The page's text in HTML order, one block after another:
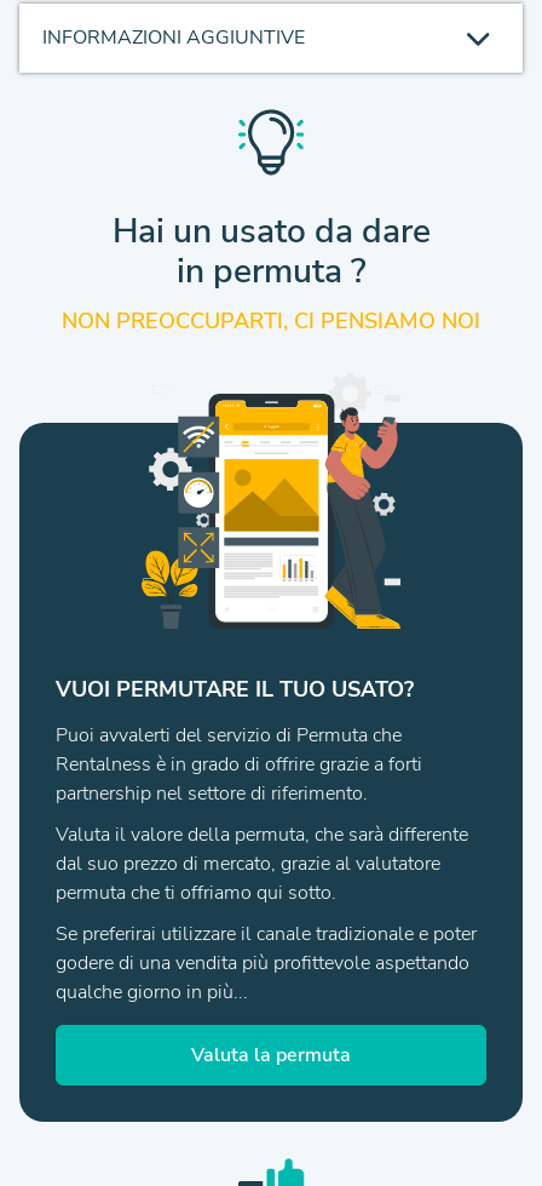
INFORMAZIONI AGGIUNTIVE
Hai un usato da dare
in permuta ?
NON PREOCCUPARTI, CI PENSIAMO NOI
VUOI PERMUTARE IL TUO USATO?
Puoi avvalerti del servizio di Permuta che
Rentalness è in grado di offrire grazie a forti
partnership nel settore di riferimento.
Valuta il valore della permuta, che sarà differente
dal suo prezzo di mercato, grazie al valutatore
permuta che ti offriamo qui sotto.
Se preferirai utilizzare il canale tradizionale e poter
godere di una vendita più profittevole aspettando
qualche giorno in più...
Valuta la permuta